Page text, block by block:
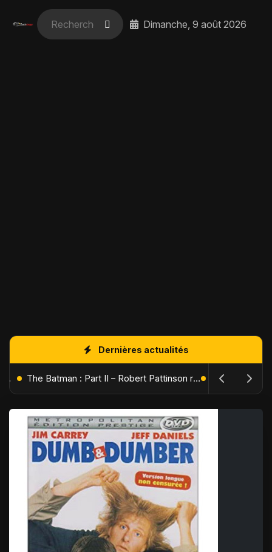
Dimanche, 9 août 2026
Dernières actualités
L'Âge de Glace : Le Réveil du Volcan – Manny, Sid et Diego de retour pour une aventure explosive The Batman : Part II – Robert Pattinson replonge dans les ténèbres de Gotham dès octobre 2027